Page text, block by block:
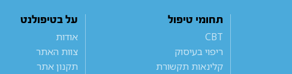
תחומי טיפול
CBT
ריפוי בעיסוק
קלינאות תקשורת
על בטיפולנט
אודות
צוות האתר
תקנון אתר